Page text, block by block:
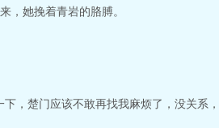
，她挽着青岩的胳膊。
下，楚门应该不敢再找我麻烦了，没关系